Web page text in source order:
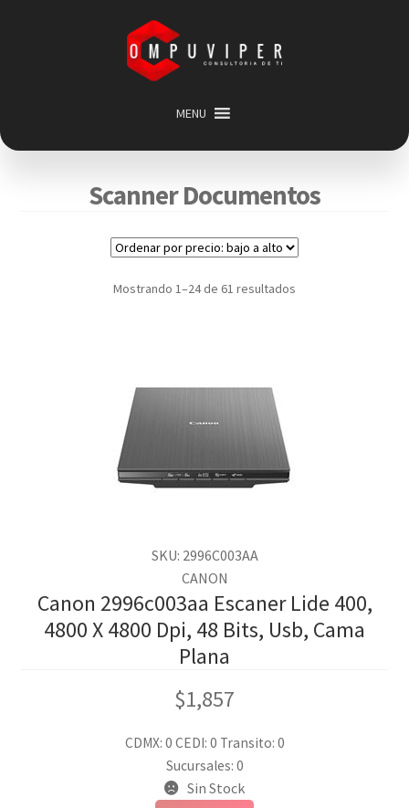
Saltar
navegación
contenido
MENU
Inicio
Categorias
menú
Carrito
Mi cuenta
Scanner Documentos
Mostrando 1–24 de 61 resultados
SKU: 2996C003AA
CANON
Canon 2996c003aa Escaner Lide 400,
4800 X 4800 Dpi, 48 Bits, Usb, Cama
Plana
$1,857
CDMX: 0 CEDI: 0 Transito: 0
Sucursales: 0
Sin Stock